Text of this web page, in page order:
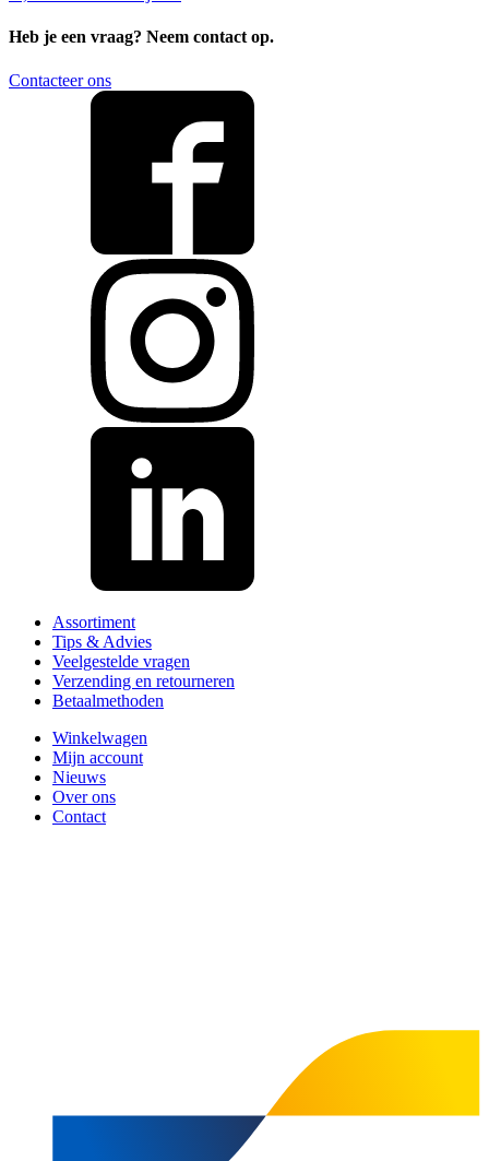
Heb je een vraag? Neem contact op.
Contacteer ons
Assortiment
Tips & Advies
Veelgestelde vragen
Verzending en retourneren
Betaalmethoden
Winkelwagen
Mijn account
Nieuws
Over ons
Contact